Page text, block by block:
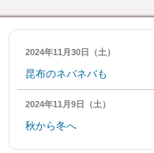
2024年11月30日（土）
昆布のネバネバも
2024年11月9日（土）
秋から冬へ